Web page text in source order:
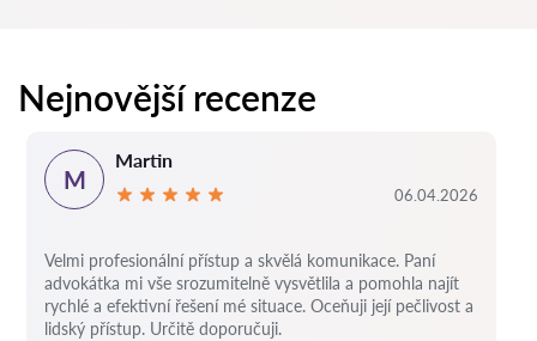
Nejnovější recenze
M
Martin
06.04.2026
Velmi profesionální přístup a skvělá komunikace. Paní
advokátka mi vše srozumitelně vysvětlila a pomohla najít
rychlé a efektivní řešení mé situace. Oceňuji její pečlivost a
lidský přístup. Určitě doporučuji.